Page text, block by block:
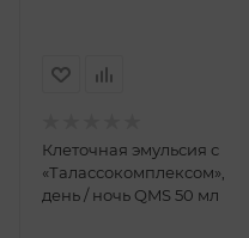
Клеточная эмульсия с
«Талассокомплексом»,
день / ночь QMS 50 мл